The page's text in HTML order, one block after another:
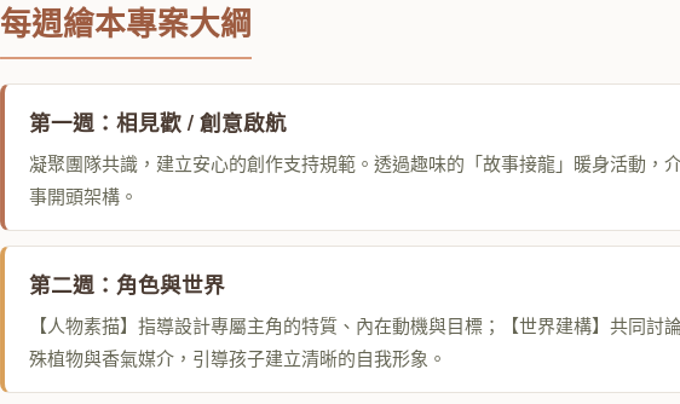
每週繪本專案大綱
第一週：相見歡 / 創意啟航
凝聚團隊共識，建立安心的創作支持規範。透過趣味的「故事接龍」暖身活動，
事開頭架構。
第二週：角色與世界
【人物素描】指導設計專屬主角的特質、內在動機與目標；【世界建構】共同討
殊植物與香氣媒介，引導孩子建立清晰的自我形象。